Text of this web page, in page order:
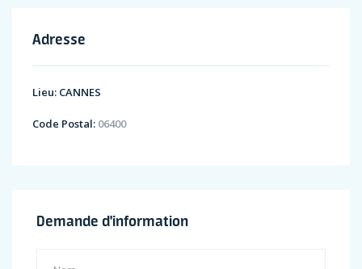
Adresse
Lieu: CANNES
Code Postal: 06400
Demande d'information